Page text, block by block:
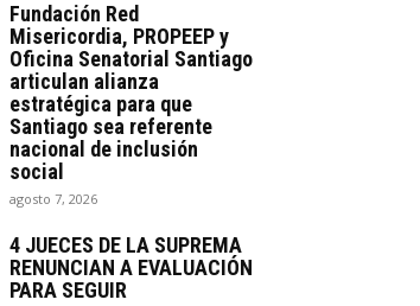
Fundación Red
Misericordia, PROPEEP y
Oficina Senatorial Santiago
articulan alianza
estratégica para que
Santiago sea referente
nacional de inclusión
social
agosto 7, 2026
4 JUECES DE LA SUPREMA
RENUNCIAN A EVALUACIÓN
PARA SEGUIR